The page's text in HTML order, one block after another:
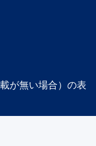
が無い場合）の表